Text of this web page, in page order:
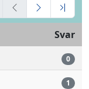
Svar
0
1